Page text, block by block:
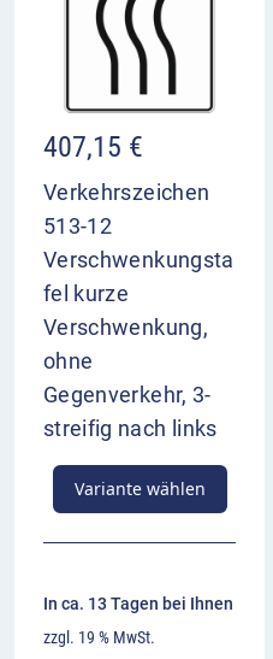
407,15 €
Verkehrszeichen
513-12
Verschwenkungsta
fel kurze
Verschwenkung,
ohne
Gegenverkehr, 3-
streifig nach links
Variante wählen
In ca. 13 Tagen bei Ihnen
zzgl. 19 % MwSt.